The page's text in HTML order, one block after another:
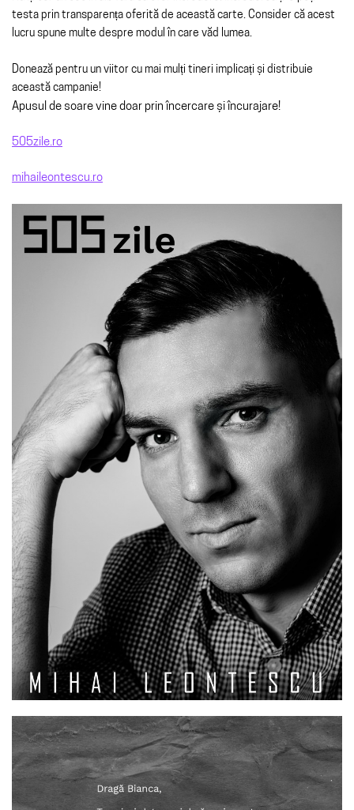
testa prin transparența oferită de această carte. Consider că acest
lucru spune multe despre modul în care văd lumea.
Donează pentru un viitor cu mai mulți tineri implicați și distribuie
această campanie!
Apusul de soare vine doar prin încercare și încurajare!
505zile.ro
mihaileontescu.ro